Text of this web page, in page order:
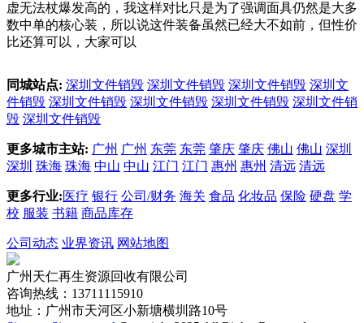
虚无法杖爆发高的，我这样对比只是为了强调面具仍然是大多
数中单的核心装，所以说这件装备虽然已经大不如前，但性价
比还算可以，大家可以
同城站点: 深圳文件销毁 深圳文件销毁 深圳文件销毁 深圳文
件销毁 深圳文件销毁 深圳文件销毁 深圳文件销毁 深圳文件销
毁 深圳文件销毁
更多城市主站: 广州 广州 东莞 东莞 肇庆 肇庆 佛山 佛山 深圳
深圳 珠海 珠海 中山 中山 江门 江门 惠州 惠州 清远 清远
更多行业: 医疗 银行 公司/财务 海关 食品 化妆品 保险 硬盘 学
校 服装 书籍 商品库存
公司动态 业界资讯 网站地图
广州天仁再生资源回收有限公司
咨询热线：13711115910
地址：广州市天河区小新塘横圳路10号